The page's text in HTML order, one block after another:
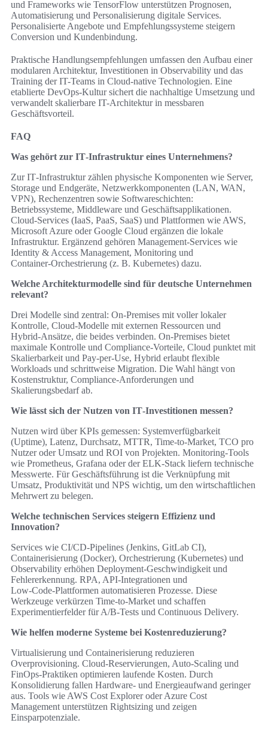
und Frameworks wie TensorFlow unterstützen Prognosen,
Automatisierung und Personalisierung digitale Services.
Personalisierte Angebote und Empfehlungssysteme steigern
Conversion und Kundenbindung.
Praktische Handlungsempfehlungen umfassen den Aufbau einer
modularen Architektur, Investitionen in Observability und das
Training der IT-Teams in Cloud-native Technologien. Eine
etablierte DevOps-Kultur sichert die nachhaltige Umsetzung und
verwandelt skalierbare IT-Architektur in messbaren
Geschäftsvorteil.
FAQ
Was gehört zur IT‑Infrastruktur eines Unternehmens?
Zur IT‑Infrastruktur zählen physische Komponenten wie Server,
Storage und Endgeräte, Netzwerkkomponenten (LAN, WAN,
VPN), Rechenzentren sowie Software­schichten:
Betriebssysteme, Middleware und Geschäftsapplikationen.
Cloud‑Services (IaaS, PaaS, SaaS) und Plattformen wie AWS,
Microsoft Azure oder Google Cloud ergänzen die lokale
Infrastruktur. Ergänzend gehören Management‑Services wie
Identity & Access Management, Monitoring und
Container‑Orchestrierung (z. B. Kubernetes) dazu.
Welche Architekturmodelle sind für deutsche Unternehmen
relevant?
Drei Modelle sind zentral: On‑Premises mit voller lokaler
Kontrolle, Cloud‑Modelle mit externen Ressourcen und
Hybrid‑Ansätze, die beides verbinden. On‑Premises bietet
maximale Kontrolle und Compliance‑Vorteile, Cloud punktet mit
Skalierbarkeit und Pay‑per‑Use, Hybrid erlaubt flexible
Workloads und schrittweise Migration. Die Wahl hängt von
Kostenstruktur, Compliance‑Anforderungen und
Skalierungsbedarf ab.
Wie lässt sich der Nutzen von IT‑Investitionen messen?
Nutzen wird über KPIs gemessen: Systemverfügbarkeit
(Uptime), Latenz, Durchsatz, MTTR, Time‑to‑Market, TCO pro
Nutzer oder Umsatz und ROI von Projekten. Monitoring‑Tools
wie Prometheus, Grafana oder der ELK‑Stack liefern technische
Messwerte. Für Geschäftsführung ist die Verknüpfung mit
Umsatz, Produktivität und NPS wichtig, um den wirtschaftlichen
Mehrwert zu belegen.
Welche technischen Services steigern Effizienz und
Innovation?
Services wie CI/CD‑Pipelines (Jenkins, GitLab CI),
Containerisierung (Docker), Orchestrierung (Kubernetes) und
Observability erhöhen Deployment‑Geschwindigkeit und
Fehlererkennung. RPA, API‑Integrationen und
Low‑Code‑Plattformen automatisieren Prozesse. Diese
Werkzeuge verkürzen Time‑to‑Market und schaffen
Experimentierfelder für A/B‑Tests und Continuous Delivery.
Wie helfen moderne Systeme bei Kostenreduzierung?
Virtualisierung und Containerisierung reduzieren
Overprovisioning. Cloud‑Reservierungen, Auto‑Scaling und
FinOps‑Praktiken optimieren laufende Kosten. Durch
Konsolidierung fallen Hardware‑ und Energieaufwand geringer
aus. Tools wie AWS Cost Explorer oder Azure Cost
Management unterstützen Rightsizing und zeigen
Einsparpotenziale.